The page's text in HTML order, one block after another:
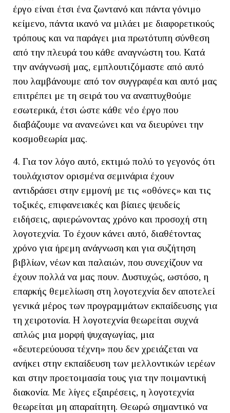
έργο είναι έτσι ένα ζωντανό και πάντα γόνιμο
κείμενο, πάντα ικανό να μιλάει με διαφορετικούς
τρόπους και να παράγει μια πρωτότυπη σύνθεση
από την πλευρά του κάθε αναγνώστη του. Κατά
την ανάγνωσή μας, εμπλουτιζόμαστε από αυτό
που λαμβάνουμε από τον συγγραφέα και αυτό μας
επιτρέπει με τη σειρά του να αναπτυχθούμε
εσωτερικά, έτσι ώστε κάθε νέο έργο που
διαβάζουμε να ανανεώνει και να διευρύνει την
κοσμοθεωρία μας.
4. Για τον λόγο αυτό, εκτιμώ πολύ το γεγονός ότι
τουλάχιστον ορισμένα σεμινάρια έχουν
αντιδράσει στην εμμονή με τις «οθόνες» και τις
τοξικές, επιφανειακές και βίαιες ψευδείς
ειδήσεις, αφιερώνοντας χρόνο και προσοχή στη
λογοτεχνία. Το έχουν κάνει αυτό, διαθέτοντας
χρόνο για ήρεμη ανάγνωση και για συζήτηση
βιβλίων, νέων και παλαιών, που συνεχίζουν να
έχουν πολλά να μας πουν. Δυστυχώς, ωστόσο, η
επαρκής θεμελίωση στη λογοτεχνία δεν αποτελεί
γενικά μέρος των προγραμμάτων εκπαίδευσης για
τη χειροτονία. Η λογοτεχνία θεωρείται συχνά
απλώς μια μορφή ψυχαγωγίας, μια
«δευτερεύουσα τέχνη» που δεν χρειάζεται να
ανήκει στην εκπαίδευση των μελλοντικών ιερέων
και στην προετοιμασία τους για την ποιμαντική
διακονία. Με λίγες εξαιρέσεις, η λογοτεχνία
θεωρείται μη απαραίτητη. Θεωρώ σημαντικό να